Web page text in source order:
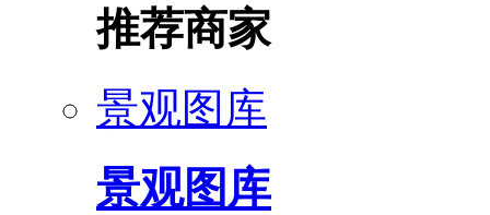
推荐商家
景观图库
景观图库